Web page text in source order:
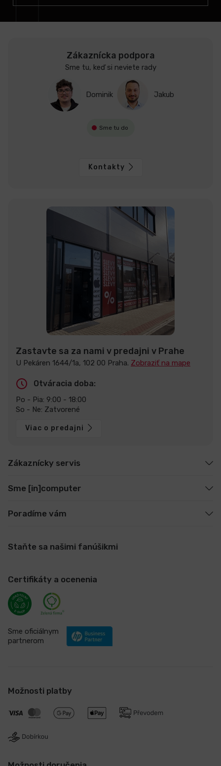
Zákaznícka podpora
Sme tu, keď si neviete rady
Dominik Jakub
Sme tu do
Kontakty
Zastavte sa za nami v predajni v Prahe
U Pekáren 1644/1a, 102 00 Praha. Zobraziť na mape
Otváracia doba:
Po - Pia: 9:00 - 18:00
So - Ne: Zatvorené
Viac o predajni
Zákaznícky servis
Sme [in]computer
Poradíme vám
Staňte sa našimi fanúšikmi
Certifikáty a ocenenia
Sme oficiálnym
partnerom
Možnosti platby